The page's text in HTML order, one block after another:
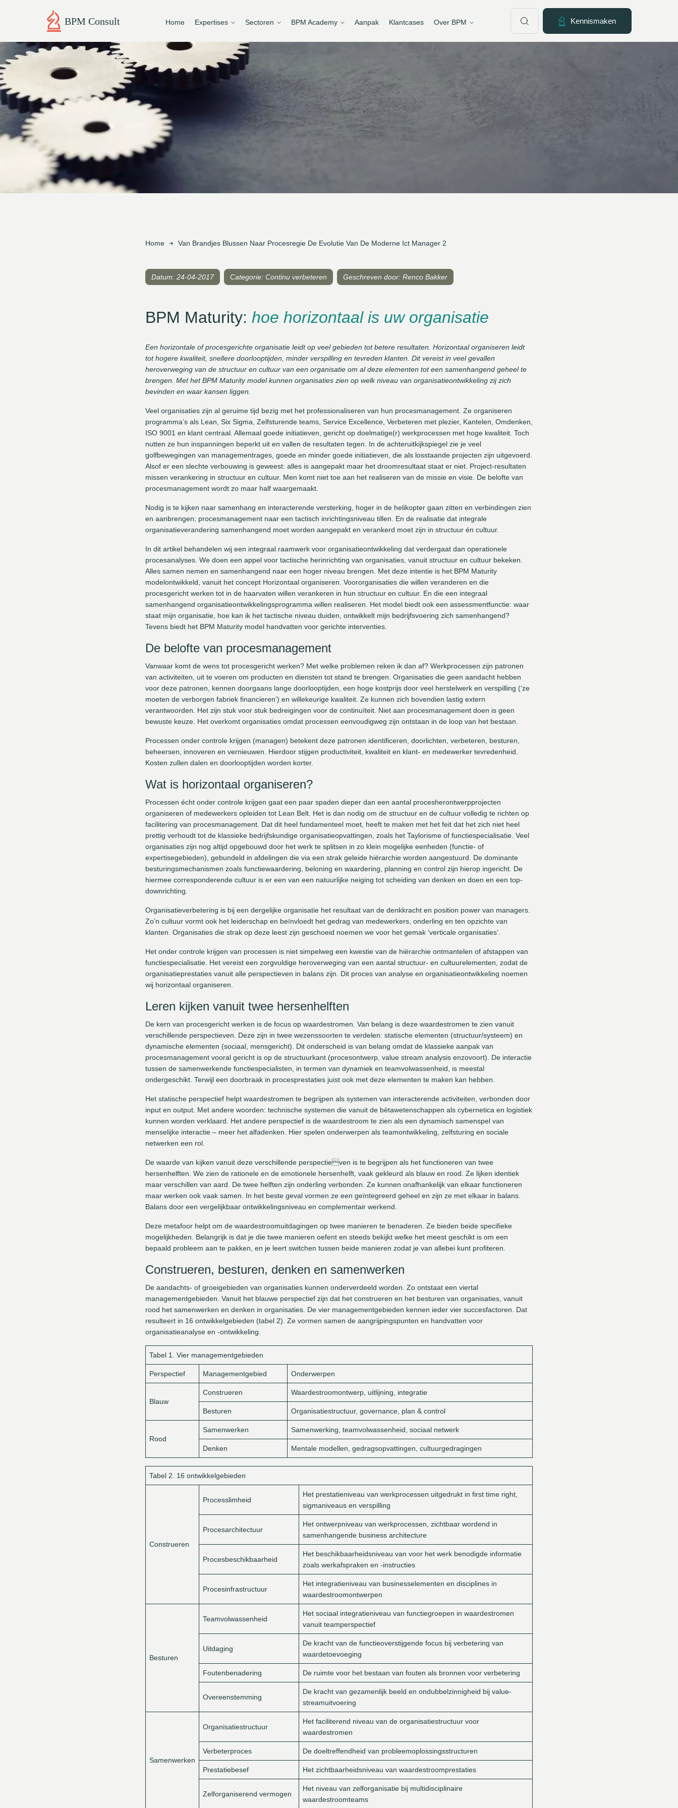
BPM Consult Home Expertises Sectoren BPM Academy Aanpak Klantcases Over BPM Kennismaken
Home Van Brandjes Blussen Naar Procesregie De Evolutie Van De Moderne Ict Manager 2
Datum: 24-04-2017 Categorie: Continu verbeteren Geschreven door: Renco Bakker
BPM Maturity: hoe horizontaal is uw organisatie
Een horizontale of procesgerichte organisatie leidt op veel gebieden tot betere resultaten. Horizontaal organiseren leidt
tot hogere kwaliteit, snellere doorlooptijden, minder verspilling en tevreden klanten. Dit vereist in veel gevallen
heroverweging van de structuur en cultuur van een organisatie om al deze elementen tot een samenhangend geheel te
brengen. Met het BPM Maturity model kunnen organisaties zien op welk niveau van organisatieontwikkeling zij zich
bevinden en waar kansen liggen.
Veel organisaties zijn al geruime tijd bezig met het professionaliseren van hun procesmanagement. Ze organiseren
programma’s als Lean, Six Sigma, Zelfsturende teams, Service Excellence, Verbeteren met plezier, Kantelen, Omdenken,
ISO 9001 en klant centraal. Allemaal goede initiatieven, gericht op doelmatige(r) werkprocessen met hoge kwaliteit. Toch
nutten ze hun inspanningen beperkt uit en vallen de resultaten tegen. In de achteruitkijkspiegel zie je veel
golfbewegingen van managementrages, goede en minder goede initiatieven, die als losstaande projecten zijn uitgevoerd.
Alsof er een slechte verbouwing is geweest: alles is aangepakt maar het droomresultaat staat er niet. Project-resultaten
missen verankering in structuur en cultuur. Men komt niet toe aan het realiseren van de missie en visie. De belofte van
procesmanagement wordt zo maar half waargemaakt.
Nodig is te kijken naar samenhang en interacterende versterking, hoger in de helikopter gaan zitten en verbindingen zien
en aanbrengen; procesmanagement naar een tactisch inrichtingsniveau tillen. En de realisatie dat integrale
organisatieverandering samenhangend moet worden aangepakt en verankerd moet zijn in structuur én cultuur.
In dit artikel behandelen wij een integraal raamwerk voor organisatieontwikkeling dat verdergaat dan operationele
procesanalyses. We doen een appel voor tactische herinrichting van organisaties, vanuit structuur en cultuur bekeken.
Alles samen nemen en samenhangend naar een hoger niveau brengen. Met deze intentie is het BPM Maturity
modelontwikkeld, vanuit het concept Horizontaal organiseren. Voororganisaties die willen veranderen en die
procesgericht werken tot in de haarvaten willen verankeren in hun structuur en cultuur. En die een integraal
samenhangend organisatieontwikkelingsprogramma willen realiseren. Het model biedt ook een assessmentfunctie: waar
staat mijn organisatie, hoe kan ik het tactische niveau duiden, ontwikkelt mijn bedrijfsvoering zich samenhangend?
Tevens biedt het BPM Maturity model handvatten voor gerichte interventies.
De belofte van procesmanagement
Vanwaar komt de wens tot procesgericht werken? Met welke problemen reken ik dan af? Werkprocessen zijn patronen
van activiteiten, uit te voeren om producten en diensten tot stand te brengen. Organisaties die geen aandacht hebben
voor deze patronen, kennen doorgaans lange doorlooptijden, een hoge kostprijs door veel herstelwerk en verspilling (‘ze
moeten de verborgen fabriek financieren’) en willekeurige kwaliteit. Ze kunnen zich bovendien lastig extern
verantwoorden. Het zijn stuk voor stuk bedreigingen voor de continuïteit. Niet aan procesmanagement doen is geen
bewuste keuze. Het overkomt organisaties omdat processen eenvoudigweg zijn ontstaan in de loop van het bestaan.
Processen onder controle krijgen (managen) betekent deze patronen identificeren, doorlichten, verbeteren, besturen,
beheersen, innoveren en vernieuwen. Hierdoor stijgen productiviteit, kwaliteit en klant- en medewerker tevredenheid.
Kosten zullen dalen en doorlooptijden worden korter.
Wat is horizontaal organiseren?
Processen écht onder controle krijgen gaat een paar spaden dieper dan een aantal procesherontwerpprojecten
organiseren of medewerkers opleiden tot Lean Belt. Het is dan nodig om de structuur en de cultuur volledig te richten op
facilitering van procesmanagement. Dat dit heel fundamenteel moet, heeft te maken met het feit dat het zich niet heel
prettig verhoudt tot de klassieke bedrijfskundige organisatieopvattingen, zoals het Taylorisme of functiespecialisatie. Veel
organisaties zijn nog altijd opgebouwd door het werk te splitsen in zo klein mogelijke eenheden (functie- of
expertisegebieden), gebundeld in afdelingen die via een strak geleide hiërarchie worden aangestuurd. De dominante
besturingsmechanismen zoals functiewaardering, beloning en waardering, planning en control zijn hierop ingericht. De
hiermee corresponderende cultuur is er een van een natuurlijke neiging tot scheiding van denken en doen en een top-
downrichting.
Organisatieverbetering is bij een dergelijke organisatie het resultaat van de denkkracht en position power van managers.
Zo’n cultuur vormt ook het leiderschap en beïnvloedt het gedrag van medewerkers, onderling en ten opzichte van
klanten. Organisaties die strak op deze leest zijn geschoeid noemen we voor het gemak ‘verticale organisaties’.
Het onder controle krijgen van processen is niet simpelweg een kwestie van de hiërarchie ontmantelen of afstappen van
functiespecialisatie. Het vereist een zorgvuldige heroverweging van een aantal structuur- en cultuurelementen, zodat de
organisatieprestaties vanuit alle perspectieven in balans zijn. Dit proces van analyse en organisatieontwikkeling noemen
wij horizontaal organiseren.
Leren kijken vanuit twee hersenhelften
De kern van procesgericht werken is de focus op waardestromen. Van belang is deze waardestromen te zien vanuit
verschillende perspectieven. Deze zijn in twee wezenssoorten te verdelen: statische elementen (structuur/systeem) en
dynamische elementen (sociaal, mensgericht). Dit onderscheid is van belang omdat de klassieke aanpak van
procesmanagement vooral gericht is op de structuurkant (procesontwerp, value stream analysis enzovoort). De interactie
tussen de samenwerkende functiespecialisten, in termen van dynamiek en teamvolwassenheid, is meestal
ondergeschikt. Terwijl een doorbraak in procesprestaties juist ook met deze elementen te maken kan hebben.
Het statische perspectief helpt waardestromen te begrijpen als systemen van interacterende activiteiten, verbonden door
input en output. Met andere woorden: technische systemen die vanuit de bètawetenschappen als cybernetica en logistiek
kunnen worden verklaard. Het andere perspectief is de waardestroom te zien als een dynamisch samenspel van
menselijke interactie – meer het alfadenken. Hier spelen onderwerpen als teamontwikkeling, zelfsturing en sociale
netwerken een rol.
De waarde van kijken vanuit deze verschillende perspectieven is te begrijpen als het functioneren van twee
hersenhelften. We zien de rationele en de emotionele hersenhelft, vaak gekleurd als blauw en rood. Ze lijken identiek
maar verschillen van aard. De twee helften zijn onderling verbonden. Ze kunnen onafhankelijk van elkaar functioneren
maar werken ook vaak samen. In het beste geval vormen ze een geïntegreerd geheel en zijn ze met elkaar in balans.
Balans door een vergelijkbaar ontwikkelingsniveau en complementair werkend.
Deze metafoor helpt om de waardestroomuitdagingen op twee manieren te benaderen. Ze bieden beide specifieke
mogelijkheden. Belangrijk is dat je die twee manieren oefent en steeds bekijkt welke het meest geschikt is om een
bepaald probleem aan te pakken, en je leert switchen tussen beide manieren zodat je van allebei kunt profiteren.
Construeren, besturen, denken en samenwerken
De aandachts- of groeigebieden van organisaties kunnen onderverdeeld worden. Zo ontstaat een viertal
managementgebieden. Vanuit het blauwe perspectief zijn dat het construeren en het besturen van organisaties, vanuit
rood het samenwerken en denken in organisaties. De vier managementgebieden kennen ieder vier succesfactoren. Dat
resulteert in 16 ontwikkelgebieden (tabel 2). Ze vormen samen de aangrijpingspunten en handvatten voor
organisatieanalyse en -ontwikkeling.
Tabel 1. Vier managementgebieden
Perspectief Managementgebied Onderwerpen
Blauw
Construeren Waardestroomontwerp, uitlijning, integratie
Besturen Organisatiestructuur, governance, plan & control
Rood
Samenwerken Samenwerking, teamvolwassenheid, sociaal netwerk
Denken Mentale modellen, gedragsopvattingen, cultuurgedragingen
Tabel 2. 16 ontwikkelgebieden
Construeren
Processlimheid
Het prestatieniveau van werkprocessen uitgedrukt in first time right,
sigmaniveaus en verspilling
Procesarchitectuur
Het ontwerpniveau van werkprocessen, zichtbaar wordend in
samenhangende business architecture
Procesbeschikbaarheid
Het beschikbaarheidsniveau van voor het werk benodigde informatie
zoals werkafspraken en -instructies
Procesinfrastructuur
Het integratieniveau van businesselementen en disciplines in
waardestroomontwerpen
Besturen
Teamvolwassenheid
Het sociaal integratieniveau van functiegroepen in waardestromen
vanuit teamperspectief
Uitdaging
De kracht van de functieoverstijgende focus bij verbetering van
waardetoevoeging
Foutenbenadering De ruimte voor het bestaan van fouten als bronnen voor verbetering
Overeenstemming
De kracht van gezamenlijk beeld en ondubbelzinnigheid bij value-
streamuitvoering
Samenwerken
Organisatiestructuur
Het faciliterend niveau van de organisatiestructuur voor
waardestromen
Verbeterproces De doeltreffendheid van probleemoplossingsstructuren
Prestatiebesef Het zichtbaarheidsniveau van waardestroomprestaties
Zelforganiserend vermogen
Het niveau van zelforganisatie bij multidisciplinaire
waardestroomteams